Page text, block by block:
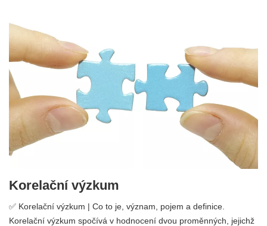
Korelační výzkum
✅ Korelační výzkum | Co to je, význam, pojem a definice.
Korelační výzkum spočívá v hodnocení dvou proměnných, jejichž